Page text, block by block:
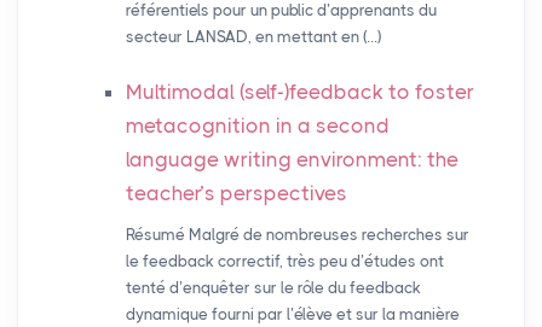
référentiels pour un public d’apprenants du
secteur LANSAD, en mettant en (…)
Multimodal (self-)feedback to foster
metacognition in a second
language writing environment: the
teacher’s perspectives
Résumé Malgré de nombreuses recherches sur
le feedback correctif, très peu d’études ont
tenté d’enquêter sur le rôle du feedback
dynamique fourni par l’élève et sur la manière